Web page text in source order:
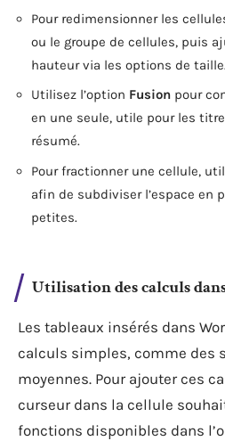
Pour redimensionner les
ou le groupe de cellules, puis
hauteur via les options de
Utilisez l’option Fusion pour
en une seule, utile pour les
résumé.
Pour fractionner une cellule,
afin de subdiviser l’espace en
petites.
Utilisation des calculs
Les tableaux insérés dans
calculs simples, comme des
moyennes. Pour ajouter ces
curseur dans la cellule
fonctions disponibles dans